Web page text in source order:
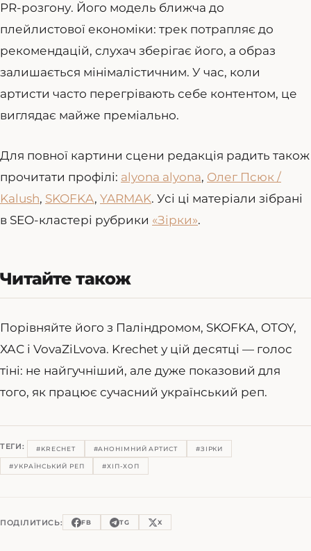
PR-розгону. Його модель ближча до
плейлистової економіки: трек потрапляє до
рекомендацій, слухач зберігає його, а образ
залишається мінімалістичним. У час, коли
артисти часто перегрівають себе контентом, це
виглядає майже преміально.
Для повної картини сцени редакція радить також
прочитати профілі: alyona alyona, Олег Псюк /
Kalush, SKOFKA, YARMAK. Усі ці матеріали зібрані
в SEO-кластері рубрики «Зірки».
Читайте також
Порівняйте його з Паліндромом, SKOFKA, OTOY,
ХАС і VovaZiLvova. Krechet у цій десятці — голос
тіні: не найгучніший, але дуже показовий для
того, як працює сучасний український реп.
ТЕГИ: #KRECHET #АНОНІМНИЙ АРТИСТ #ЗІРКИ
#УКРАЇНСЬКИЙ РЕП #ХІП-ХОП
ПОДІЛИТИСЬ: FB TG X